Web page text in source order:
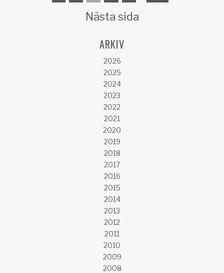
Nästa sida
ARKIV
2026
2025
2024
2023
2022
2021
2020
2019
2018
2017
2016
2015
2014
2013
2012
2011
2010
2009
2008